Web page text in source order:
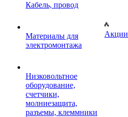
Кабель, провод
Материалы для
электромонтажа
Низковольтное
оборудование,
счетчики,
молниезащита,
разъемы, клеммники
Акции